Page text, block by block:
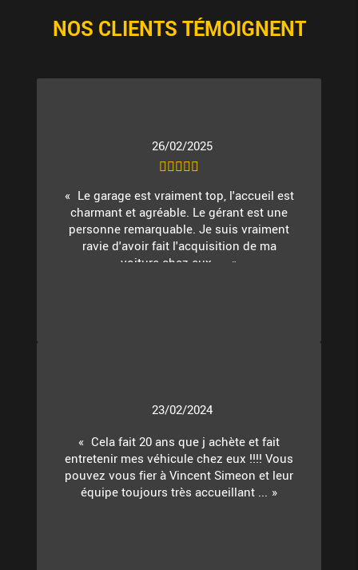
NOS CLIENTS TÉMOIGNENT
26/02/2025
Le garage est vraiment top, l'accueil est
charmant et agréable. Le gérant est une
personne remarquable. Je suis vraiment
ravie d'avoir fait l'acquisition de ma
voiture chez eux. ...
23/02/2024
Cela fait 20 ans que j achète et fait
entretenir mes véhicule chez eux !!!! Vous
pouvez vous fier à Vincent Simeon et leur
équipe toujours très accueillant ...